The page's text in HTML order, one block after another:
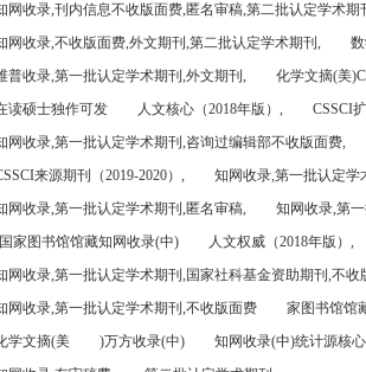
网收录,刊内信息不收版面费,匿名审稿,第二批认定学术期
网收录,不收版面费,外文期刊,第二批认定学术期刊,
普收录,第一批认定学术期刊,外文期刊,
化学文摘(美
读硕士独作可发
人文核心（2018年版）,
CSSCI
网收录,第一批认定学术期刊,咨询过编辑部不收版面费,
来源期刊（2019-2020）,
知网收录,第一批认定学
网收录,第一批认定学术期刊,匿名审稿,
知网收录,第
家图书馆馆藏知网收录(中)
人文权威（2018年版）,
网收录,第一批认定学术期刊,国家社科基金资助期刊,不收
网收录,第一批认定学术期刊,不收版面费
家图书馆馆
学文摘(美
)万方收录(中) 知网收录(中)统计源核